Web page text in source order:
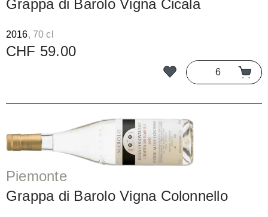
Grappa di Barolo Vigna Cicala
2016, 70 cl
CHF 59.00
Piemonte
Grappa di Barolo Vigna Colonnello